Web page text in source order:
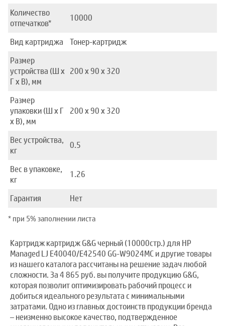
Количество
отпечатков*
10000
Вид картриджа
Тонер-картридж
Размер
устройства (Ш x
Г x В), мм
200 x 90 x 320
Размер
упаковки (Ш x Г
x В), мм
200 x 90 x 320
Вес устройства,
кг
0.5
Вес в упаковке,
кг
1.26
Гарантия Нет
* при 5% заполнении листа
Картридж картридж G&G черный (10000стр.) для HP
Managed LJ E40040/E42540 GG-W9024MC и другие товары
из нашего каталога рассчитаны на решение задач любой
сложности. За 4 865 руб. вы получите продукцию G&G,
которая позволит оптимизировать рабочий процесс и
добиться идеального результата с минимальными
затратами. Одно из главных достоинств продукции бренда
– неизменно высокое качество, подтвержденное